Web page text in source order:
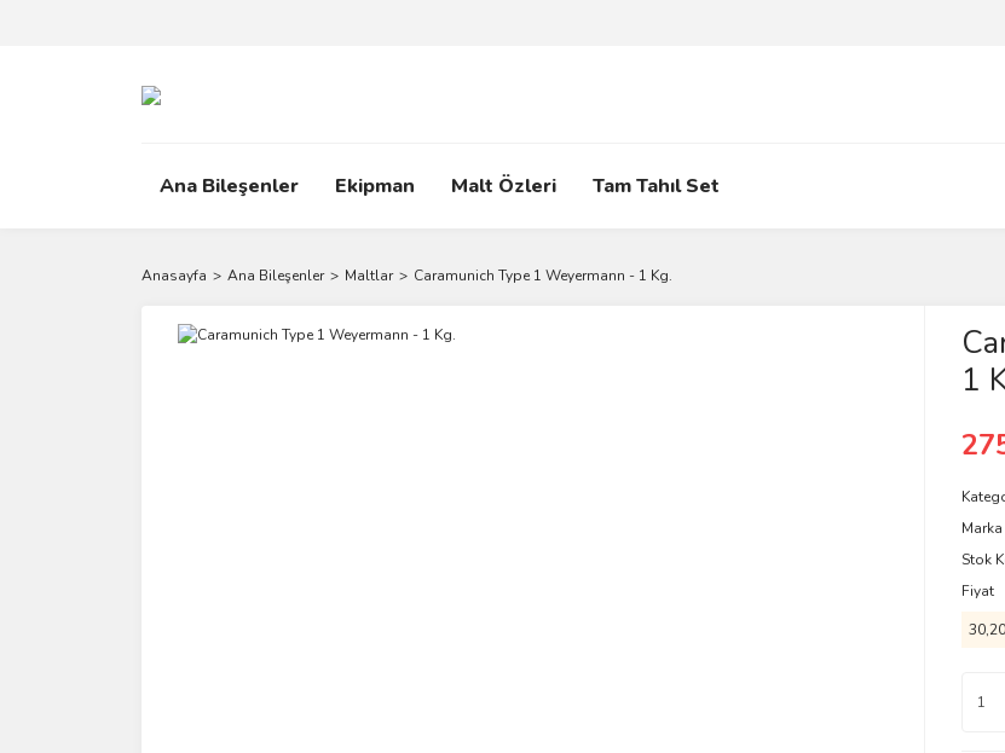
Ana Bileşenler Ekipman Malt Özleri Tam Tahıl Set
Anasayfa Ana Bileşenler Maltlar Caramunich Type 1 Weyermann - 1 Kg.
1
Marka
Stok
Fiyat